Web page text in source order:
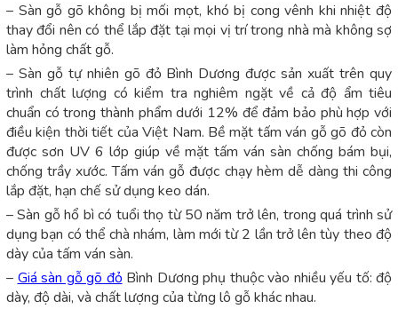
– Sàn gỗ gõ không bị mối mọt, khó bị cong vênh khi nhiệt độ
thay đổi nên có thể lắp đặt tại mọi vị trí trong nhà mà không sợ
làm hỏng chất gỗ.
– Sàn gỗ tự nhiên gõ đỏ Bình Dương được sản xuất trên quy
trình chất lượng có kiểm tra nghiêm ngặt về cả độ ẩm tiêu
chuẩn có trong thành phẩm dưới 12% để đảm bảo phù hợp với
điều kiện thời tiết của Việt Nam. Bề mặt tấm ván gỗ gõ đỏ còn
được sơn UV 6 lớp giúp về mặt tấm ván sàn chống bám bụi,
chống trầy xước. Tấm ván gỗ được chạy hèm dễ dàng thi công
lắp đặt, hạn chế sử dụng keo dán.
– Sàn gỗ hổ bì có tuổi thọ từ 50 năm trở lên, trong quá trình sử
dụng bạn có thể chà nhám, làm mới từ 2 lần trở lên tùy theo độ
dày của tấm ván sàn.
– Giá sàn gỗ gõ đỏBình Dương phụ thuộc vào nhiều yếu tố: độ
dày, độ dài, và chất lượng của từng lô gỗ khác nhau.